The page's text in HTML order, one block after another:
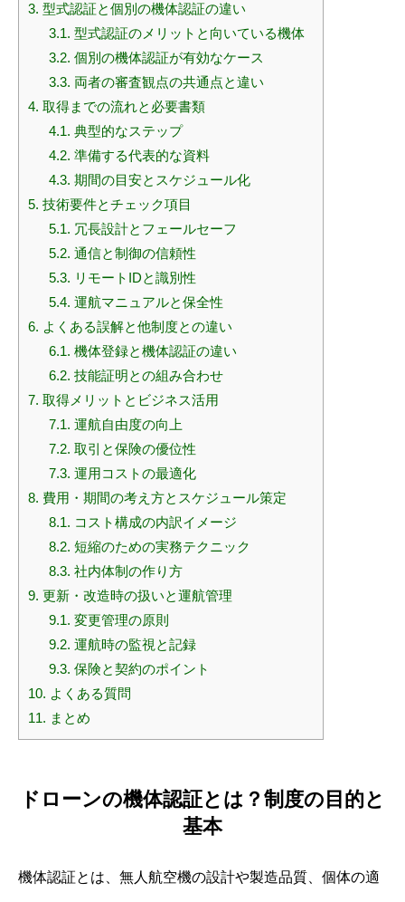
3. 型式認証と個別の機体認証の違い
3.1. 型式認証のメリットと向いている機体
3.2. 個別の機体認証が有効なケース
3.3. 両者の審査観点の共通点と違い
4. 取得までの流れと必要書類
4.1. 典型的なステップ
4.2. 準備する代表的な資料
4.3. 期間の目安とスケジュール化
5. 技術要件とチェック項目
5.1. 冗長設計とフェールセーフ
5.2. 通信と制御の信頼性
5.3. リモートIDと識別性
5.4. 運航マニュアルと保全性
6. よくある誤解と他制度との違い
6.1. 機体登録と機体認証の違い
6.2. 技能証明との組み合わせ
7. 取得メリットとビジネス活用
7.1. 運航自由度の向上
7.2. 取引と保険の優位性
7.3. 運用コストの最適化
8. 費用・期間の考え方とスケジュール策定
8.1. コスト構成の内訳イメージ
8.2. 短縮のための実務テクニック
8.3. 社内体制の作り方
9. 更新・改造時の扱いと運航管理
9.1. 変更管理の原則
9.2. 運航時の監視と記録
9.3. 保険と契約のポイント
10. よくある質問
11. まとめ
ドローンの機体認証とは？制度の目的と
基本
機体認証とは、無人航空機の設計や製造品質、個体の適